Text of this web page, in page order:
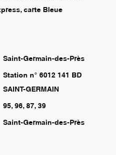
carte Bleue
Saint-Germain-des-Près
Station n° 6012 141 BD
SAINT-GERMAIN
95, 96, 87, 39
Saint-Germain-des-Près